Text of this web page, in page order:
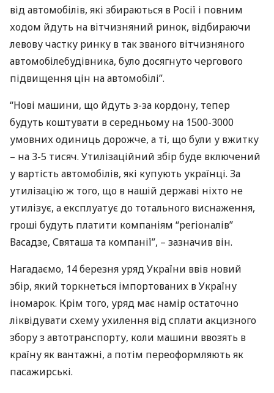
від автомобілів, які збираються в Росії і повним
ходом йдуть на вітчизняний ринок, відбираючи
левову частку ринку в так званого вітчизняного
автомобілебудівника, було досягнуто чергового
підвищення цін на автомобілі”.
“Нові машини, що йдуть з-за кордону, тепер
будуть коштувати в середньому на 1500-3000
умовних одиниць дорожче, а ті, що були у вжитку
– на 3-5 тисяч. Утилізаційний збір буде включений
у вартість автомобілів, які купують українці. За
утилізацію ж того, що в нашій державі ніхто не
утилізує, а експлуатує до тотального виснаження,
гроші будуть платити компаніям “регіоналів”
Васадзе, Святаша та компанії”, – зазначив він.
Нагадаємо, 14 березня уряд України ввів новий
збір, який торкнеться імпортованих в Україну
іномарок. Крім того, уряд має намір остаточно
ліквідувати схему ухилення від сплати акцизного
збору з автотранспорту, коли машини ввозять в
країну як вантажні, а потім переоформляють як
пасажирські.